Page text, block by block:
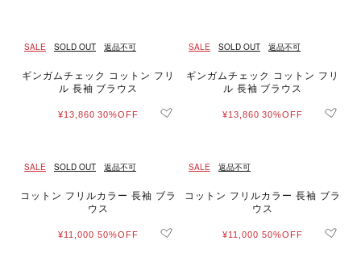
SALE SOLD OUT 返品不可
ギンガムチェック コットン フリ
ル 長袖 ブラウス
¥13,860 30%OFF
SALE SOLD OUT 返品不可
ギンガムチェック コットン フリ
ル 長袖 ブラウス
¥13,860 30%OFF
SALE SOLD OUT 返品不可
コットン フリルカラー 長袖 ブラ
ウス
¥11,000 50%OFF
SALE 返品不可
コットン フリルカラー 長袖 ブラ
ウス
¥11,000 50%OFF